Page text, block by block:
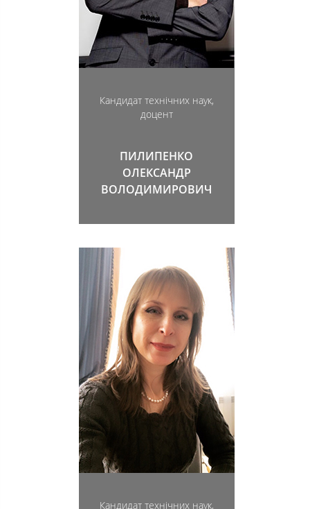
Кандидат технічних наук,
доцент
ПИЛИПЕНКО
ОЛЕКСАНДР
ВОЛОДИМИРОВИЧ
Кандидат технічних наук,